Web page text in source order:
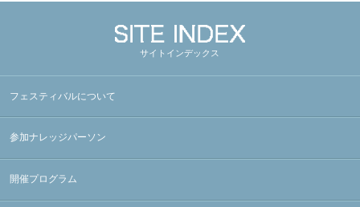
サイトインデックス
フェスティバルについて
参加ナレッジパーソン
開催プログラム